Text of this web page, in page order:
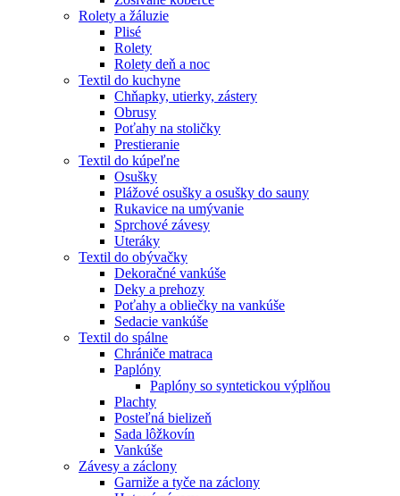
Rolety a žáluzie
Plisé
Rolety
Rolety deň a noc
Textil do kuchyne
Chňapky, utierky, zástery
Obrusy
Poťahy na stoličky
Prestieranie
Textil do kúpeľne
Osušky
Plážové osušky a osušky do sauny
Rukavice na umývanie
Sprchové závesy
Uteráky
Textil do obývačky
Dekoračné vankúše
Deky a prehozy
Poťahy a obliečky na vankúše
Sedacie vankúše
Textil do spálne
Chrániče matraca
Paplóny
Paplóny so syntetickou výplňou
Plachty
Posteľná bielizeň
Sada lôžkovín
Vankúše
Závesy a záclony
Garniže a tyče na záclony